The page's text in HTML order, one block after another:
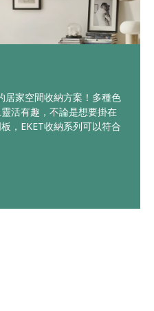
居家空間收納方案！多種色
活有趣，不論是想要掛在
，EKET收納系列可以符合